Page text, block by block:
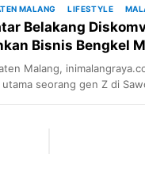
MALANG LIFESTYLE
Belakang
Bisnis Bengkel
Malang,
seorang gen Z di